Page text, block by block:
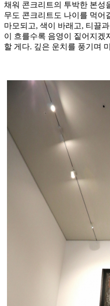
채워 콘크리트의 투박한 본성
무도 콘크리트도 나이를 먹어
마모되고, 색이 바래고, 티끌
이 흐를수록 음영이 짙어지겠
할 게다. 깊은 운치를 풍기며